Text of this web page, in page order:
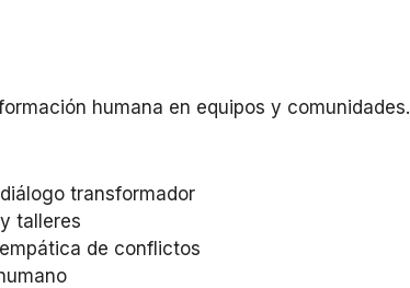
humana en equipos y comunidades.
transformador
talleres
de conflictos